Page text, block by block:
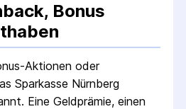
Bonus
Aktionen oder
Sparkasse Nürnberg
Eine Geldprämie, einen